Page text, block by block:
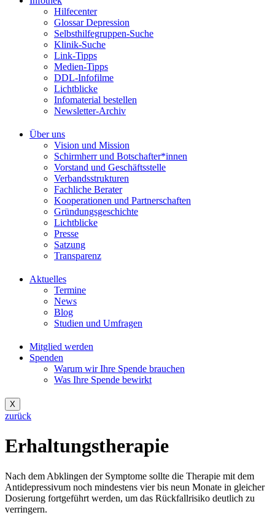
Hilfecenter
Glossar Depression
Selbsthilfegruppen-Suche
Klinik-Suche
Link-Tipps
Medien-Tipps
DDL-Infofilme
Lichtblicke
Infomaterial bestellen
Newsletter-Archiv
Über uns
Vision und Mission
Schirmherr und Botschafter*innen
Vorstand und Geschäftsstelle
Verbandsstrukturen
Fachliche Berater
Kooperationen und Partnerschaften
Gründungsgeschichte
Lichtblicke
Presse
Satzung
Transparenz
Aktuelles
Termine
News
Blog
Studien und Umfragen
Mitglied werden
Spenden
Warum wir Ihre Spende brauchen
Was Ihre Spende bewirkt
X
zurück
Erhaltungstherapie
Nach dem Abklingen der Symptome sollte die Therapie mit dem
Antidepressivum noch mindestens vier bis neun Monate in gleicher
Dosierung fortgeführt werden, um das Rückfallrisiko deutlich zu
verringern.